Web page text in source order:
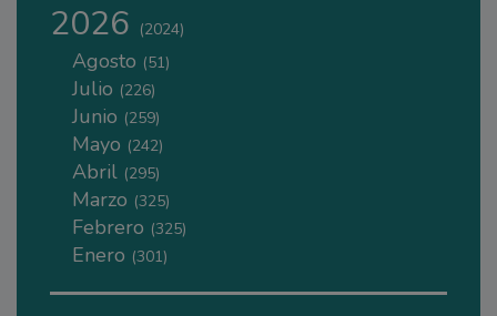
2026 (2024)
Agosto (51)
Julio (226)
Junio (259)
Mayo (242)
Abril (295)
Marzo (325)
Febrero (325)
Enero (301)